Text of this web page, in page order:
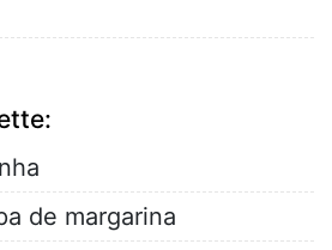
de margarina